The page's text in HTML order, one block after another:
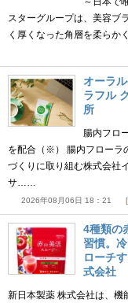
スターグループは、美容ブ
く厚くなった角層を柔ら
オーラ
ラフル
所
腸内フロ
を配合（※） 腸内フローラ
づくりに取り組む株式会社
サ……
2026年08月06日 18：21
4種類の
習慣。
ローチ
式会社
新日本製薬 株式会社は、機